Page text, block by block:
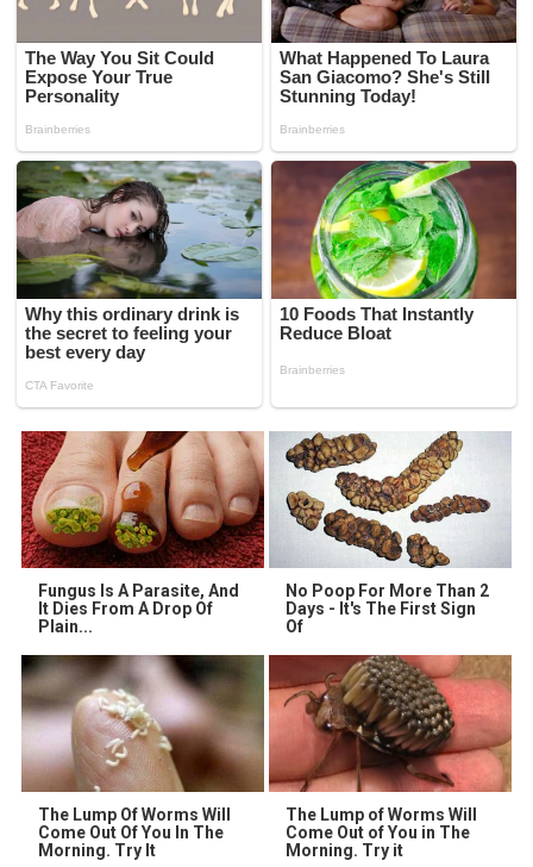
Fungus Is A Parasite, And
It Dies From A Drop Of
Plain...
No Poop For More Than 2
Days - It's The First Sign
Of
The Lump Of Worms Will
Come Out Of You In The
Morning. Try It
The Lump of Worms Will
Come Out of You in The
Morning. Try it